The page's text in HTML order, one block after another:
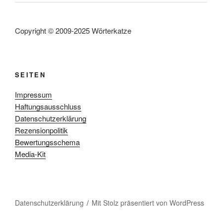
Copyright © 2009-2025 Wörterkatze
SEITEN
Impressum
Haftungsausschluss
Datenschutzerklärung
Rezensionpolitik
Bewertungsschema
Media-Kit
Datenschutzerklärung Mit Stolz präsentiert von WordPress